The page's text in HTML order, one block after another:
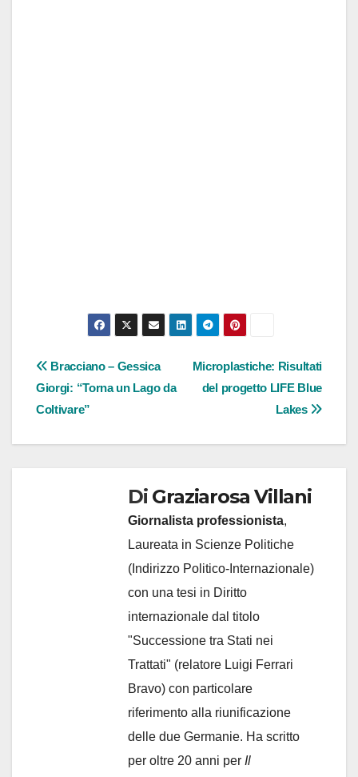
Navigazione
articoli
Microplastiche: Risultati
del progetto LIFE Blue
Lakes
Bracciano – Gessica
Giorgi: “Torna un Lago da
Coltivare”
Di Graziarosa Villani
Giornalista professionista,
Laureata in Scienze Politiche
(Indirizzo Politico-Internazionale)
con una tesi in Diritto
internazionale dal titolo
"Successione tra Stati nei
Trattati" (relatore Luigi Ferrari
Bravo) con particolare
riferimento alla riunificazione
delle due Germanie. Ha scritto
per oltre 20 anni per Il